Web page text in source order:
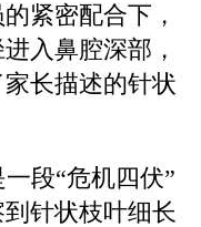
紧密配合下，
入鼻腔深部，
长描述的针状
段“危机四伏”
针状枝叶细长